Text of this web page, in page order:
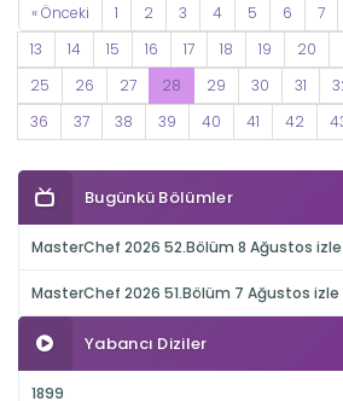
« Önceki 1 2 3 4 5 6 7
13
14 15 16 17 18 19 20
25
26 27 28 29 30 31
36
37 38 39 40 41 42
Bugünkü Bölümler
MasterChef 2026 52.Bölüm 8 Ağustos izle
MasterChef 2026 51.Bölüm 7 Ağustos izle
Yabancı Diziler
1899